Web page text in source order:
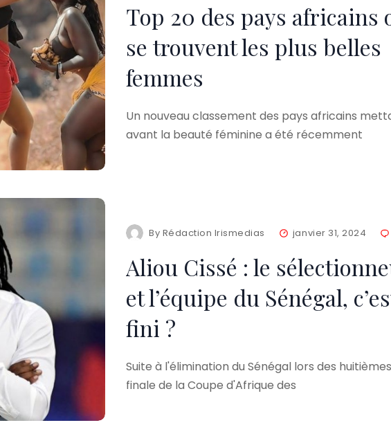
Top 20 des pays africains
se trouvent les plus belles
femmes
Un nouveau classement des pays africains
avant la beauté féminine a été récemment
By Rédaction Irismedias janvier 31, 2024
Aliou Cissé : le
et l’équipe du Sénégal,
fini ?
Suite à l'élimination du Sénégal lors des
finale de la Coupe d'Afrique des